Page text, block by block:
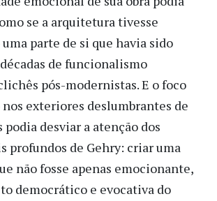
se a arquitetura tivesse
parte de si que havia sido
de funcionalismo
pós-modernistas. E o foco
exteriores deslumbrantes de
desviar a atenção dos
profundos de Gehry: criar uma
não fosse apenas emocionante,
democrático e evocativa do